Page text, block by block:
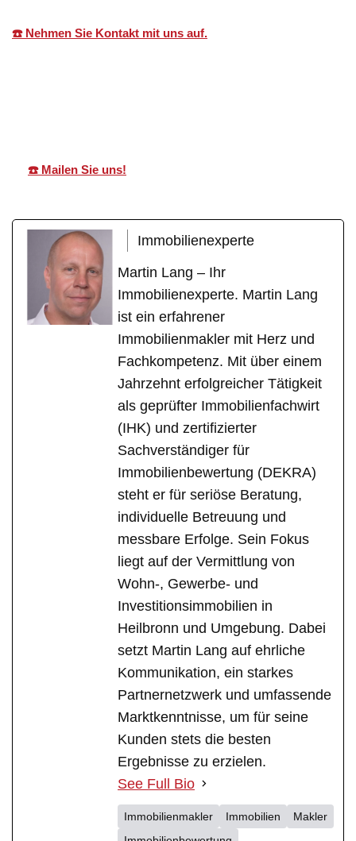
☎️ Nehmen Sie Kontakt mit uns auf.
☎️ Mailen Sie uns!
Immobilienexperte
Martin Lang – Ihr
Immobilienexperte. Martin Lang
ist ein erfahrener
Immobilienmakler mit Herz und
Fachkompetenz. Mit über einem
Jahrzehnt erfolgreicher Tätigkeit
als geprüfter Immobilienfachwirt
(IHK) und zertifizierter
Sachverständiger für
Immobilienbewertung (DEKRA)
steht er für seriöse Beratung,
individuelle Betreuung und
messbare Erfolge. Sein Fokus
liegt auf der Vermittlung von
Wohn-, Gewerbe- und
Investitionsimmobilien in
Heilbronn und Umgebung. Dabei
setzt Martin Lang auf ehrliche
Kommunikation, ein starkes
Partnernetzwerk und umfassende
Marktkenntnisse, um für seine
Kunden stets die besten
Ergebnisse zu erzielen.
See Full Bio
Immobilienmakler Immobilien
Makler